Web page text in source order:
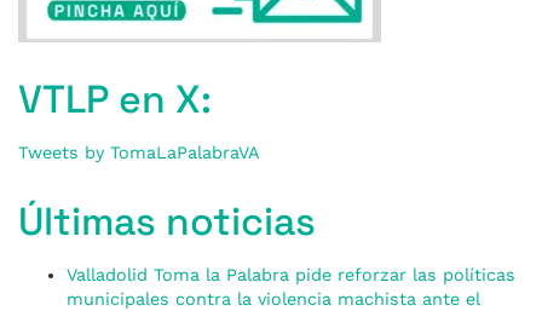
VTLP en X:
Tweets by TomaLaPalabraVA
Últimas noticias
Valladolid Toma la Palabra pide reforzar las políticas
municipales contra la violencia machista ante el